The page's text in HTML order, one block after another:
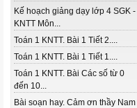
Kế hoạch giảng dạy lớp 4 SGK -
KNTT Môn...
Toán 1 KNTT. Bài 1 Tiết 2....
Toán 1 KNTT. Bài 1 Tiết 1....
Toán 1 KNTT. Bài Các số từ 0
đến 10...
Bài soạn hay. Cảm ơn thầy Nam